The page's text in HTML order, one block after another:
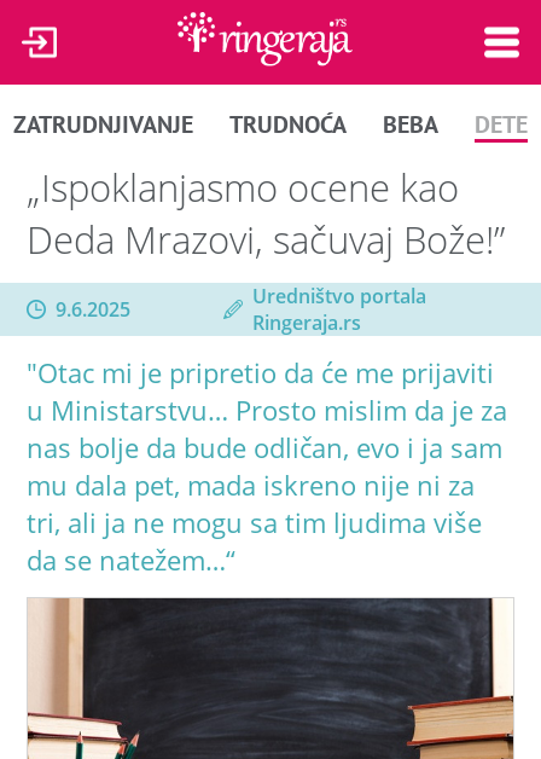
ZATRUDNJIVANJE TRUDNOĆA BEBA DETE
„Ispoklanjasmo ocene kao
Deda Mrazovi, sačuvaj Bože!”
9.6.2025
Uredništvo portala
Ringeraja.rs
"Otac mi je pripretio da će me prijaviti
u Ministarstvu… Prosto mislim da je za
nas bolje da bude odličan, evo i ja sam
mu dala pet, mada iskreno nije ni za
tri, ali ja ne mogu sa tim ljudima više
da se natežem…“